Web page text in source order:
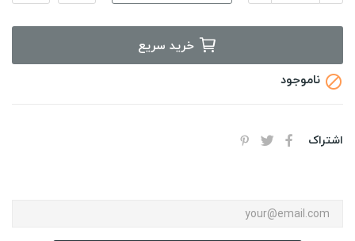
خرید سریع
 ناموجود
اشتراک